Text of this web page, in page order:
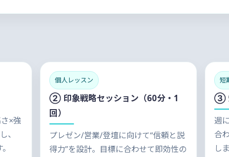
×強
、
個人レッスン
② 印象戦略セッション（60分・1
回）
プレゼン/営業/登壇に向けて“信頼と説
得力”を設計。目標に合わせて即効性の
短
③
週
合
し